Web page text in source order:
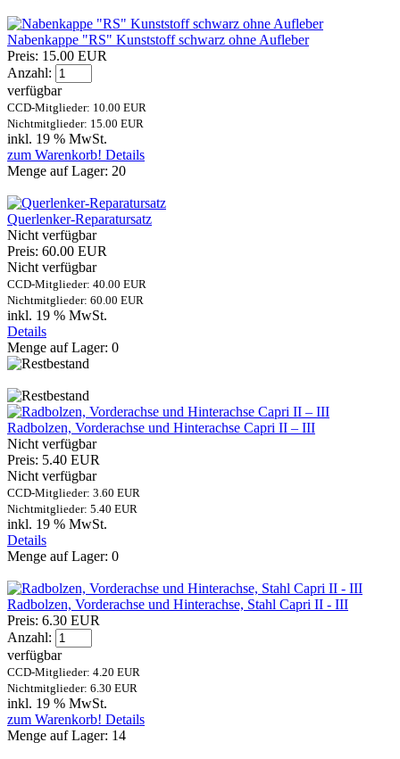
Nabenkappe "RS" Kunststoff schwarz ohne Aufleber
Preis: 15.00 EUR
Anzahl:
verfügbar
CCD-Mitglieder: 10.00 EUR
Nichtmitglieder: 15.00 EUR
inkl. 19 % MwSt.
zum Warenkorb! Details
Menge auf Lager: 20
Querlenker-Reparatursatz
Nicht verfügbar
Preis: 60.00 EUR
Nicht verfügbar
CCD-Mitglieder: 40.00 EUR
Nichtmitglieder: 60.00 EUR
inkl. 19 % MwSt.
Details
Menge auf Lager: 0
Radbolzen, Vorderachse und Hinterachse Capri II – III
Nicht verfügbar
Preis: 5.40 EUR
Nicht verfügbar
CCD-Mitglieder: 3.60 EUR
Nichtmitglieder: 5.40 EUR
inkl. 19 % MwSt.
Details
Menge auf Lager: 0
Radbolzen, Vorderachse und Hinterachse, Stahl Capri II - III
Preis: 6.30 EUR
Anzahl:
verfügbar
CCD-Mitglieder: 4.20 EUR
Nichtmitglieder: 6.30 EUR
inkl. 19 % MwSt.
zum Warenkorb! Details
Menge auf Lager: 14